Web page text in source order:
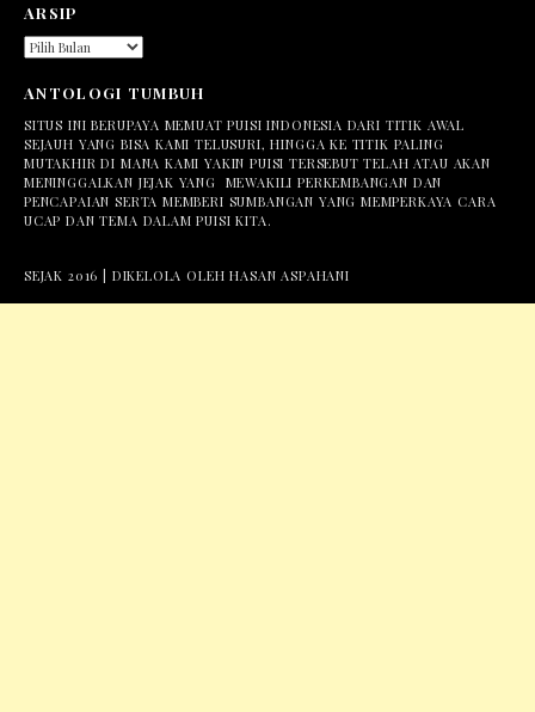
ARSIP
ARSIP
ANTOLOGI TUMBUH
SITUS INI BERUPAYA MEMUAT PUISI INDONESIA DARI TITIK AWAL
SEJAUH YANG BISA KAMI TELUSURI, HINGGA KE TITIK PALING
MUTAKHIR DI MANA KAMI YAKIN PUISI TERSEBUT TELAH ATAU AKAN
MENINGGALKAN JEJAK YANG MEWAKILI PERKEMBANGAN DAN
PENCAPAIAN SERTA MEMBERI SUMBANGAN YANG MEMPERKAYA CARA
UCAP DAN TEMA DALAM PUISI KITA.
SEJAK 2016 | DIKELOLA OLEH HASAN ASPAHANI